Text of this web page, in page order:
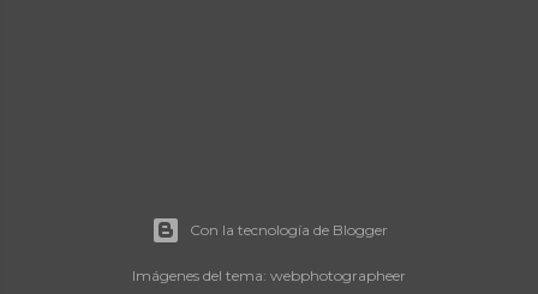
Con la tecnología de Blogger
Imágenes del tema: webphotographeer